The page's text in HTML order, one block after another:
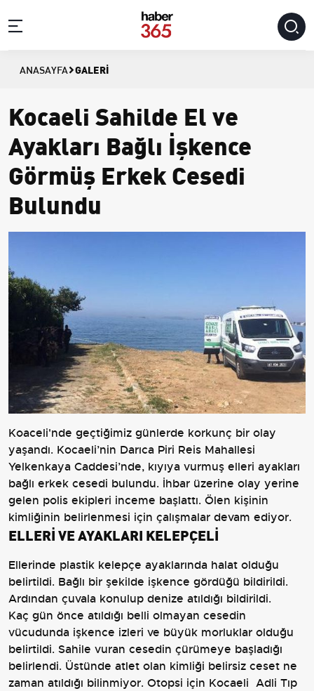
ANASAYFA GALERI
Kocaeli Sahilde El ve
Ayakları Bağlı İşkence
Görmüş Erkek Cesedi
Bulundu
Koaceli'nde geçtiğimiz günlerde korkunç bir olay
yaşandı. Kocaeli’nin Darıca Piri Reis Mahallesi
Yelkenkaya Caddesi’nde, kıyıya vurmuş elleri ayakları
bağlı erkek cesedi bulundu. İhbar üzerine olay yerine
gelen polis ekipleri inceme başlattı. Ölen kişinin
kimliğinin belirlenmesi için çalışmalar devam ediyor.
ELLERİ VE AYAKLARI KELEPÇELİ
Ellerinde plastik kelepçe ayaklarında halat olduğu
belirtildi. Bağlı bir şekilde işkence gördüğü bildirildi.
Ardından çuvala konulup denize atıldığı bildirildi.
Kaç gün önce atıldığı belli olmayan cesedin
vücudunda işkence izleri ve büyük morluklar olduğu
belirtildi. Sahile vuran cesedin çürümeye başladığı
belirlendi. Üstünde atlet olan kimliği belirsiz ceset ne
zaman atıldığı bilinmiyor. Otopsi için Kocaeli Adli Tıp